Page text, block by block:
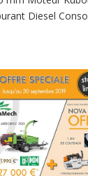
Diesel